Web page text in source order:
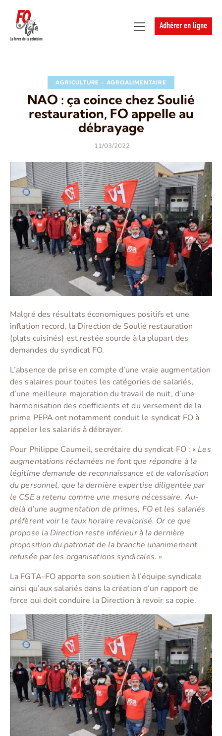
Adhérer en ligne
AGRICULTURE - AGROALIMENTAIRE
NAO : ça coince chez Soulié
restauration, FO appelle au
débrayage
11/03/2022
Malgré des résultats économiques positifs et une
inflation record, la Direction de Soulié restauration
(plats cuisinés) est restée sourde à la plupart des
demandes du syndicat FO.
L’absence de prise en compte d’une vraie augmentation
des salaires pour toutes les catégories de salariés,
d’une meilleure majoration du travail de nuit, d’une
harmonisation des coefficients et du versement de la
prime PEPA ont notamment conduit le syndicat FO à
appeler les salariés à débrayer.
Pour Philippe Caumeil, secrétaire du syndicat FO : « Les
augmentations réclamées ne font que répondre à la
légitime demande de reconnaissance et de valorisation
du personnel, que la dernière expertise diligentée par
le CSE a retenu comme une mesure nécessaire. Au-
delà d’une augmentation de primes, FO et les salariés
préfèrent voir le taux horaire revalorisé. Or ce que
propose la Direction reste inférieur à la dernière
proposition du patronat de la branche unanimement
refusée par les organisations syndicales. »
La FGTA-FO apporte son soutien à l’équipe syndicale
ainsi qu’aux salariés dans la création d’un rapport de
force qui doit conduire la Direction à revoir sa copie.